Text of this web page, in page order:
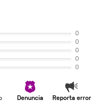
0
0
0
0
0
Denuncia Reporta error